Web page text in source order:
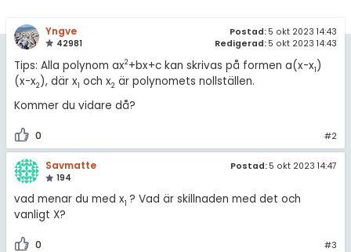
Yngve
42981
Postad: 5 okt 2023 14:43
Redigerad: 5 okt 2023 14:43
Tips: Alla polynom ax2+bx+c kan skrivas på formen a(x-x1 )
(x-x2 ), där x1 och x2 är polynomets nollställen.
Kommer du vidare då?
0 #2
Savmatte
194
Postad: 5 okt 2023 14:47
vad menar du med x1 ? Vad är skillnaden med det och
vanligt X?
0 #3